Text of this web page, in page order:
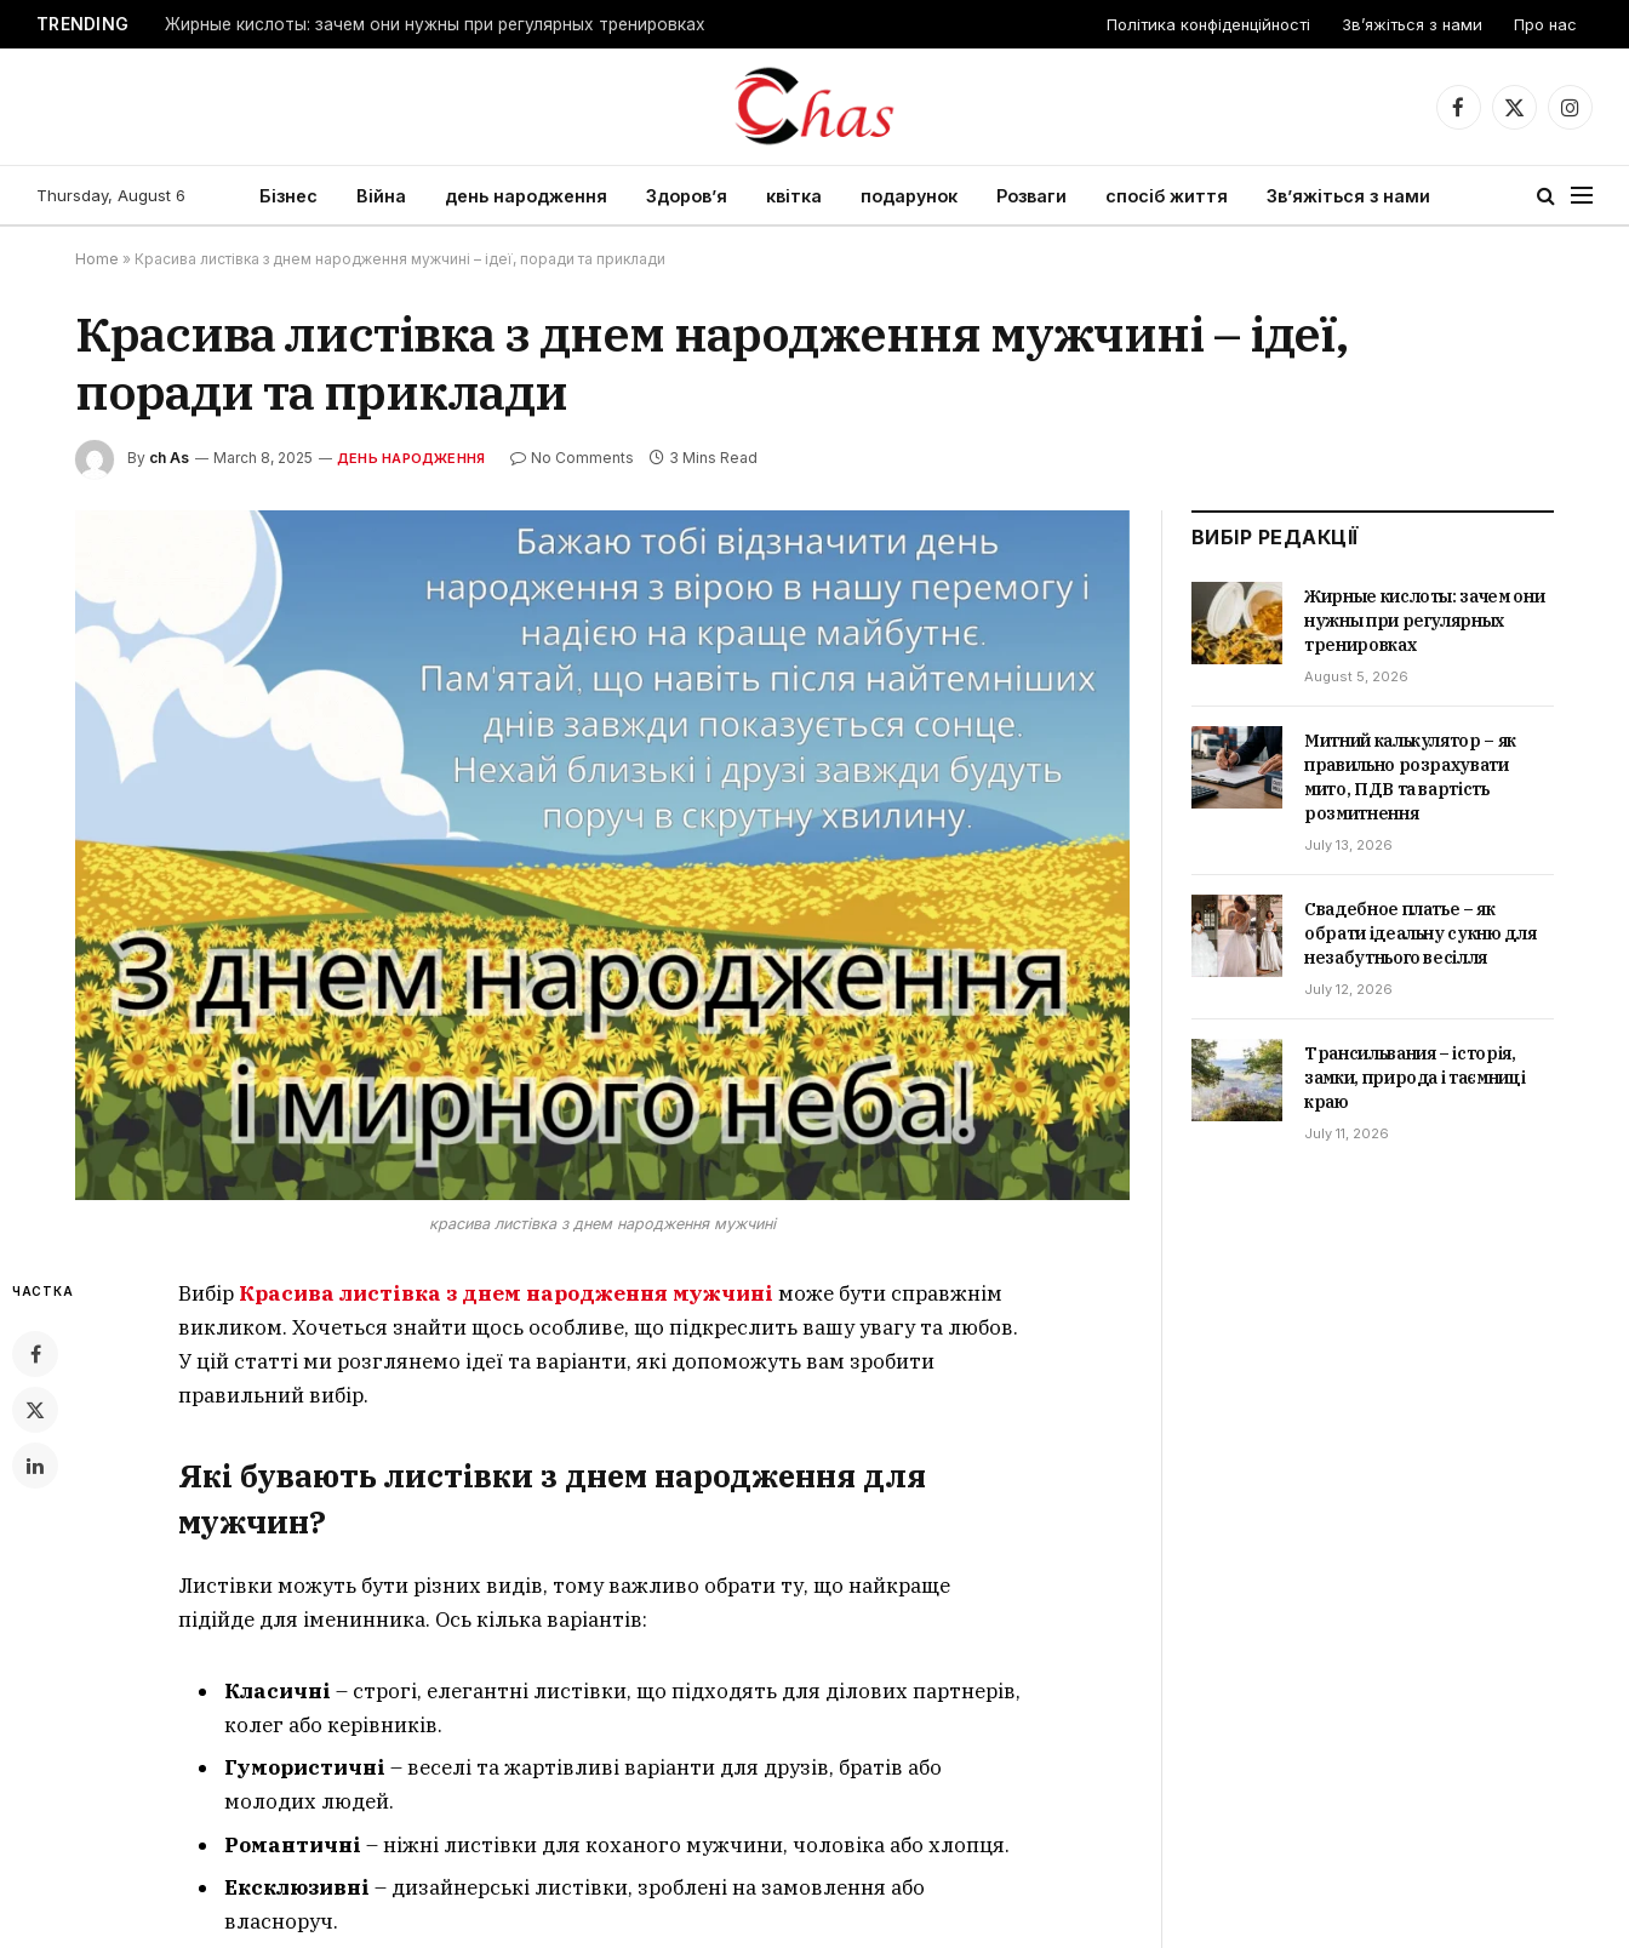
TRENDING Жирные кислоты: зачем они нужны при регулярных тренировках Політика конфіденційності Зв’яжіться з нами Про нас
Facebook
X
Thursday, August 6 Бізнес Війна день народження Здоров’я квітка подарунок Розваги спосіб життя Зв’яжіться з нами
Home » Красива листівка з днем народження мужчині – ідеї, поради та приклади
Красива листівка з днем народження мужчині – ідеї,
поради та приклади
By ch As March 8, 2025 ДЕНЬ НАРОДЖЕННЯ No Comments 3 Mins Read
красива листівка з днем народження мужчині
ЧАСТКА Вибір Красива листівка з днем народження мужчині може бути справжнім
викликом. Хочеться знайти щось особливе, що підкреслить вашу увагу та любов.
У цій статті ми розглянемо ідеї та варіанти, які допоможуть вам зробити
правильний вибір.
Які бувають листівки з днем народження для
мужчин?
Листівки можуть бути різних видів, тому важливо обрати ту, що найкраще
підійде для іменинника. Ось кілька варіантів:
Класичні – строгі, елегантні листівки, що підходять для ділових партнерів,
колег або керівників.
Гумористичні – веселі та жартівливі варіанти для друзів, братів або
молодих людей.
Романтичні – ніжні листівки для коханого мужчини, чоловіка або хлопця.
Ексклюзивні – дизайнерські листівки, зроблені на замовлення або
власноруч.
ВИБІР РЕДАКЦІЇ
Жирные кислоты: зачем они
нужны при регулярных
тренировках
August 5, 2026
Митний калькулятор – як
правильно розрахувати
мито, ПДВ та вартість
розмитнення
July 13, 2026
Свадебное платье – як
обрати ідеальну сукню для
незабутнього весілля
July 12, 2026
Трансильвания – історія,
замки, природа і таємниці
краю
July 11, 2026